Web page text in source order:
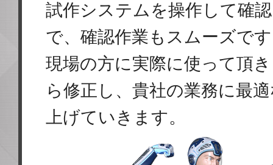
試作システムを操作して確
で、確認作業もスムーズで
現場の方に実際に使って頂
ら修正し、貴社の業務に最
上げていきます。